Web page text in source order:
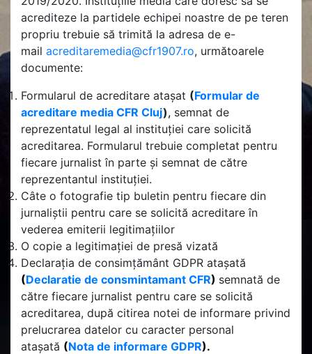
acrediteze la partidele echipei noastre de pe teren
propriu trebuie să trimită la adresa de e-
mail acreditaremedia@cfr1907.ro, următoarele
documente:
Formularul de acreditare atașat (Formular de
acreditare media CFR Cluj), semnat de
reprezentatul legal al instituției care solicită
acreditarea. Formularul trebuie completat pentru
fiecare jurnalist în parte și semnat de către
reprezentantul instituției.
Câte o fotografie tip buletin pentru fiecare din
jurnaliștii pentru care se solicită acreditare în
vederea emiterii legitimațiilor
O copie a legitimației de presă vizată
Declarația de consimțământ GDPR atașată
(Declaratie de consmintamant CFR) semnată de
către fiecare jurnalist pentru care se solicită
acreditarea, după citirea notei de informare privind
prelucrarea datelor cu caracter personal
atașată (Nota de informare GDPR).